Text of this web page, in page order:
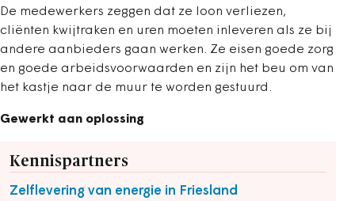
De medewerkers zeggen dat ze loon verliezen,
cliënten kwijtraken en uren moeten inleveren als ze bij
andere aanbieders gaan werken. Ze eisen goede zorg
en goede arbeidsvoorwaarden en zijn het beu om van
het kastje naar de muur te worden gestuurd.
Gewerkt aan oplossing
Kennispartners
Zelflevering van energie in Friesland